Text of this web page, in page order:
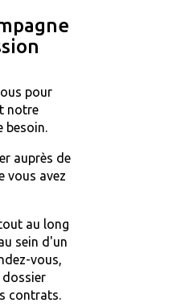
pour
notre
besoin.
auprès de
vous avez
au long
sein d'un
vous,
contrats.